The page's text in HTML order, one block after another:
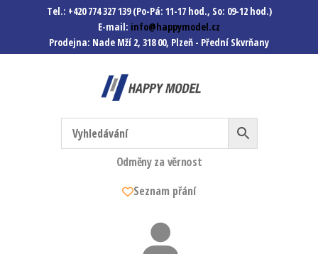
Tel.: +420 774 327 139 (Po-Pá: 11-17 hod., So: 09-12 hod.)
E-mail: info@happymodel.cz
Prodejna: Nade Mží 2, 318 00, Plzeň - Přední Skvrňany
Happymodel.cz
Modely autíček, modelová
železnice, mašinky, vagóny a
mnohem víc.
Odměny za věrnost
Seznam přání